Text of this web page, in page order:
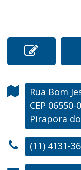
Rua Bom
CEP 06550-
Pirapora do
(11) 4131-